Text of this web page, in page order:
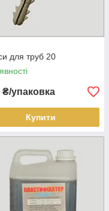
для труб 20
₴/упаковка
Купити